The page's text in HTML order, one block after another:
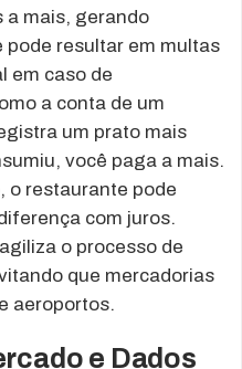
a mais, gerando
pode resultar em multas
em caso de
a conta de um
um prato mais
você paga a mais.
o restaurante pode
com juros.
o processo de
que mercadorias
aeroportos.
e Dados